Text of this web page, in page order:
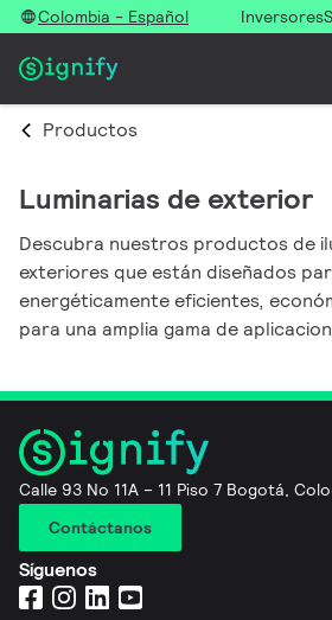
Colombia - Español Inversores
Productos
Luminarias de exterior
Descubra nuestros productos de
exteriores que están diseñados
energéticamente eficientes,
para una amplia gama de
Calle 93 No 11A – 11 Piso 7 Bogotá,
Contáctanos
Síguenos